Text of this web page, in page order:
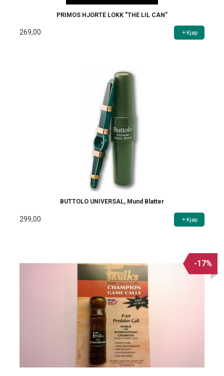
PRIMOS HJORTE LOKK "THE LIL CAN"
269,00 Kjøp
BUTTOLO UNIVERSAL, Mund Blatter
299,00 Kjøp
-17%